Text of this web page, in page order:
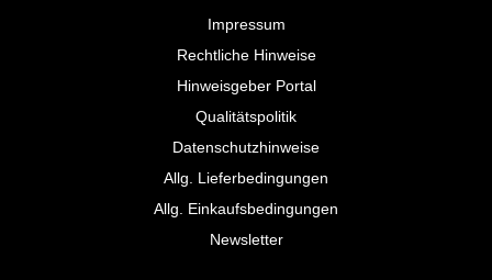
Impressum
Rechtliche Hinweise
Hinweisgeber Portal
Qualitätspolitik
Datenschutzhinweise
Allg. Lieferbedingungen
Allg. Einkaufsbedingungen
Newsletter